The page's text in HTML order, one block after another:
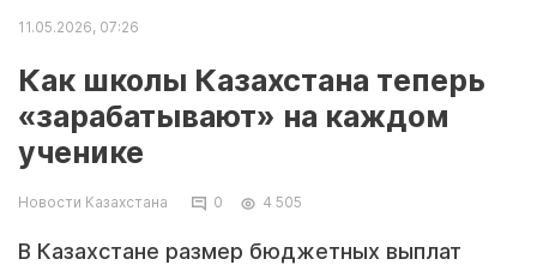
11.05.2026, 07:26
Как школы Казахстана теперь
«зарабатывают» на каждом
ученике
Новости Казахстана 0 4 505
В Казахстане размер бюджетных выплат